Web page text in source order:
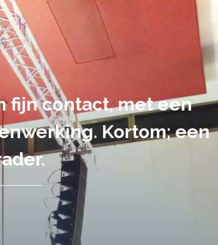
De audiovisuele
volledig uit handen
tot in